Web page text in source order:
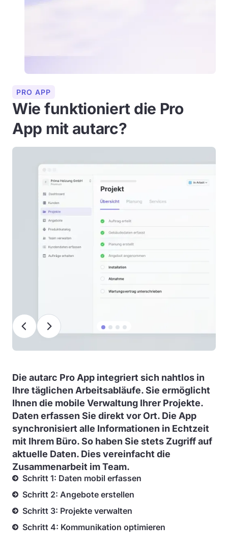
PRO APP
Wie funktioniert die Pro
App mit autarc?
Die autarc Pro App integriert sich nahtlos in
Ihre täglichen Arbeitsabläufe. Sie ermöglicht
Ihnen die mobile Verwaltung Ihrer Projekte.
Daten erfassen Sie direkt vor Ort. Die App
synchronisiert alle Informationen in Echtzeit
mit Ihrem Büro. So haben Sie stets Zugriff auf
aktuelle Daten. Dies vereinfacht die
Zusammenarbeit im Team.
Schritt 1: Daten mobil erfassen
Schritt 2: Angebote erstellen
Schritt 3: Projekte verwalten
Schritt 4: Kommunikation optimieren